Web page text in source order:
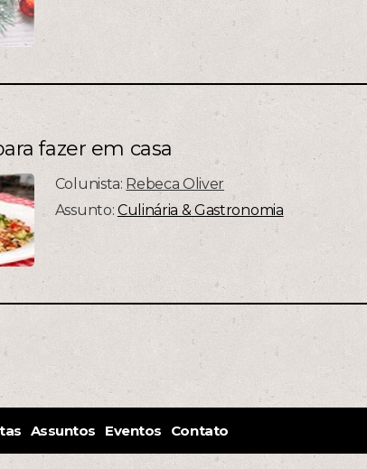
fazer em casa
Colunista: Rebeca Oliver
Assunto: Culinária & Gastronomia
Assuntos Eventos Contato